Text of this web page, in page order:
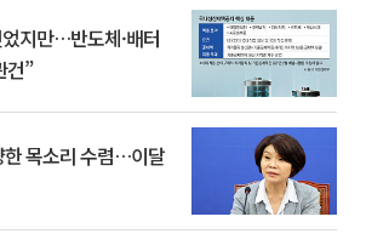
었지만…반도체·배터
건”
한 목소리 수렴…이달